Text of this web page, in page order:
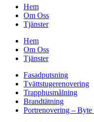
Hem
Om Oss
Tjänster
Hem
Om Oss
Tjänster
Fasadputsning
Tvättstugerenovering
Trapphusmålning
Brandtätning
Portrenovering –